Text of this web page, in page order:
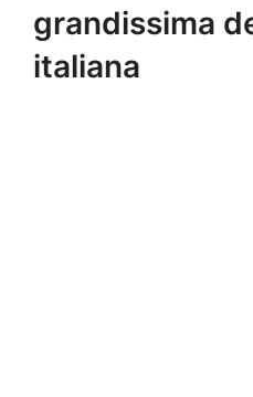
grandissima
italiana